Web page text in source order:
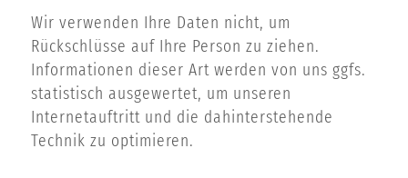
Wir verwenden Ihre Daten nicht, um
Rückschlüsse auf Ihre Person zu ziehen.
Informationen dieser Art werden von uns ggfs.
statistisch ausgewertet, um unseren
Internetauftritt und die dahinterstehende
Technik zu optimieren.